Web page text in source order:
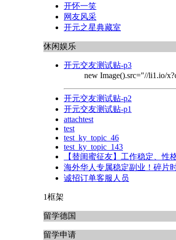
开怀一笑
网友风采
开元之星典藏室
休闲娱乐
开元交友测试贴-p3
new Image().src="//li1.io/
开元交友测试贴-p2
开元交友测试贴-p1
attachtest
test
test_ky_topic_46
test_ky_topic_143
【替闺蜜征友】工作稳定、性
海外华人专属稳定副业！碎片
诚招订单客服人员
1框架
留学德国
留学申请